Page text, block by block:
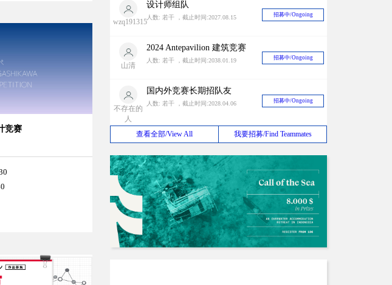
竞赛
wzq191315
设计师组队
人数: 若干 ，截止时间:2027.08.15 招募中/Ongoing
山清
2024 Antepavilion 建筑竞赛
人数: 若干 ，截止时间:2038.01.19 招募中/Ongoing
不存在的
人
国内外竞赛长期招队友
人数: 若干 ，截止时间:2028.04.06 招募中/Ongoing
happy ant
长期招募同城队友（上海）
人数: 若干 ，截止时间:2030.06.30
justinhan
长期招募国际竞赛队友，与国内外很多zbf有稳定关系中奖率有一定保障！
人数: 若干 ，截止时间:2026.12.31 招募中/Ongoing
TAO1996
招聘竞赛队友
人数: 若干 ，截止时间:2026.10.01 招募中/Ongoing
查看全部/View All 我要招募/Find Teammates